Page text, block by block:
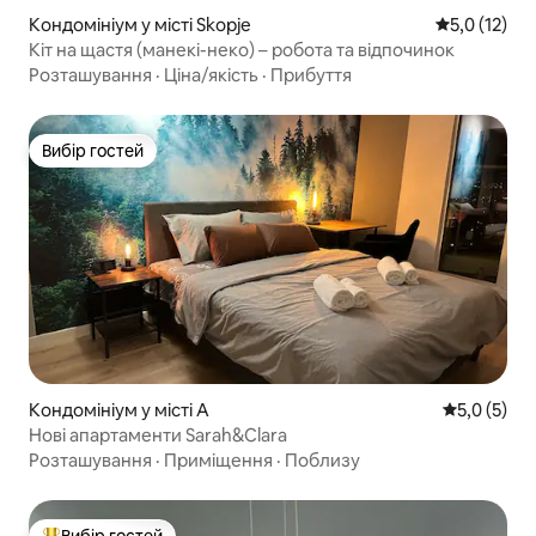
Кондомініум у місті Skopje Середня
5,0 (12)
Кіт на щастя (манекі-неко) – робота та відпочинок
Розташування · Ціна/якість · Прибуття
Вибір гостей
Вибір гостей
Кондомініум у місті A Середня
5,0 (5)
Нові апартаменти Sarah&Clara
Розташування · Приміщення · Поблизу